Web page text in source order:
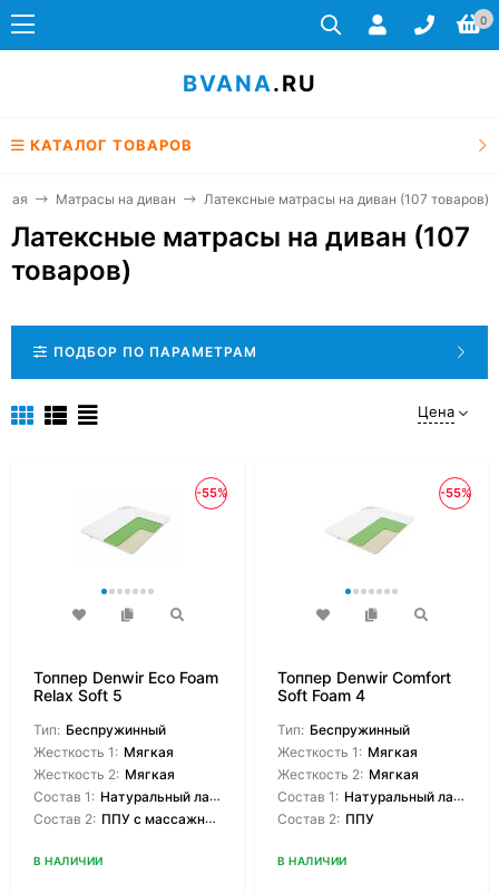
0
BVANA.RU
КАТАЛОГ ТОВАРОВ
Матрасы на диван Латексные матрасы на диван (107 товаров)
Латексные матрасы на диван (107
товаров)
ПОДБОР ПО ПАРАМЕТРАМ
Цена
-55%
Топпер Denwir Eco Foam
Relax Soft 5
Тип: Беспружинный
Жесткость 1: Мягкая
Жесткость 2: Мягкая
Состав 1: Натуральный латекс
Состав 2: ППУ с массажным эффектом
В НАЛИЧИИ
-55%
Топпер Denwir Comfort
Soft Foam 4
Тип: Беспружинный
Жесткость 1: Мягкая
Жесткость 2: Мягкая
Состав 1: Натуральный латекс
Состав 2: ППУ
В НАЛИЧИИ